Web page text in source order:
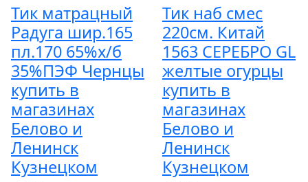
Тик матрацный
Радуга шир.165
пл.170 65%х/б
35%ПЭФ Чернцы
купить в
магазинах
Белово и
Ленинск
Кузнецком
Тик наб смес
220см. Китай
1563 СЕРЕБРО GL
желтые огурцы
купить в
магазинах
Белово и
Ленинск
Кузнецком